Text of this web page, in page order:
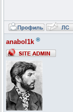
anabol1k ®